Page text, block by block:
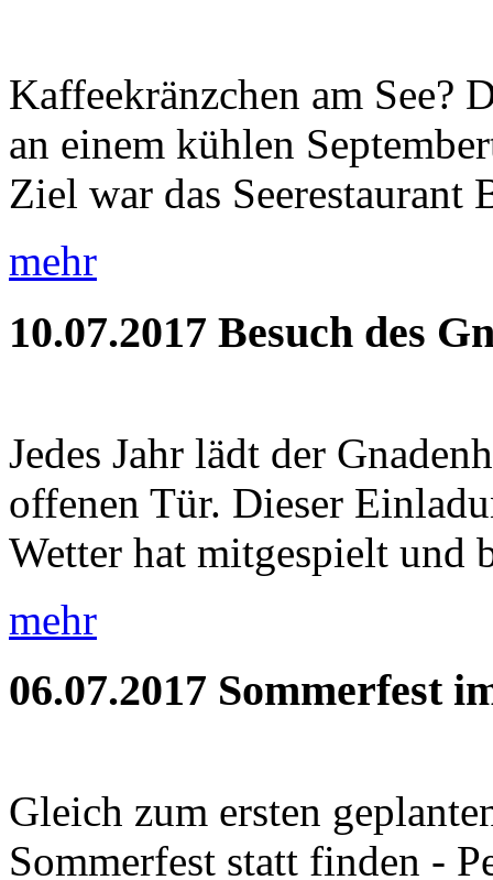
Kaffeekränzchen am See?
an einem kühlen
Ziel war das Seerestaurant
mehr
10.07.2017 Besuch des
Jedes Jahr lädt der
offenen Tür. Dieser
Wetter hat mitgespielt und
mehr
06.07.2017 Sommerfest
Gleich zum ersten
Sommerfest statt finden -